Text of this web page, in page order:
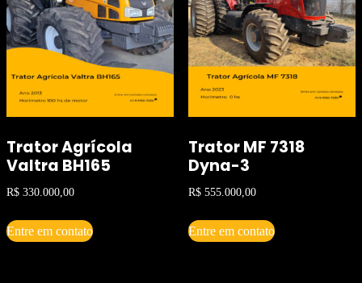
Trator Agrícola
Valtra BH165
R$ 330.000,00
Entre em contato
Trator MF 7318
Dyna-3
R$555.000,00
Entre em contato